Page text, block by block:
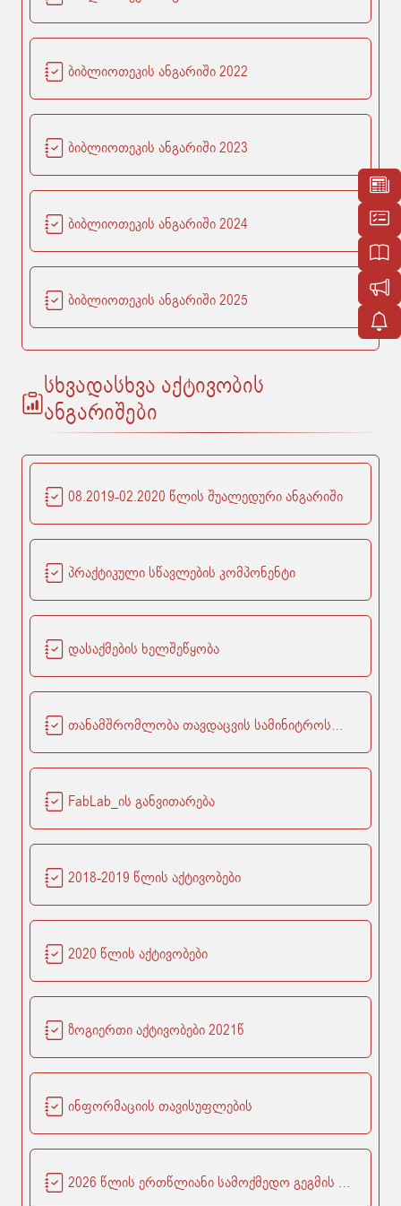
ბიბლიოთეკის ანგარიში 2022
ბიბლიოთეკის ანგარიში 2023
ბიბლიოთეკის ანგარიში 2024
ბიბლიოთეკის ანგარიში 2025
სხვადასხვა აქტივობის
ანგარიშები
08.2019-02.2020 წლის შუალედური ანგარიში
პრაქტიკული სწავლების კომპონენტი
დასაქმების ხელშეწყობა
თანამშრომლობა თავდაცვის სამინიტროსთან
FabLab_ის განვითარება
2018-2019 წლის აქტივობები
2020 წლის აქტივობები
ზოგიერთი აქტივობები 2021წ
ინფორმაციის თავისუფლების
2026 წლის ერთწლიანი სამოქმედო გეგმის იანვარი - ივნისის პერიოდის შუალედური ანგარიში